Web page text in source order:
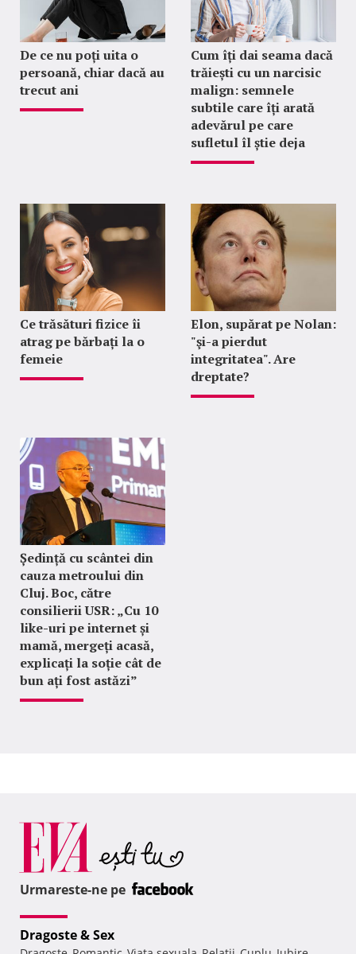
De ce nu poți uita o
persoană, chiar dacă au
trecut ani
Cum îți dai seama dacă
trăiești cu un narcisic
malign: semnele
subtile care îți arată
adevărul pe care
sufletul îl știe deja
Ce trăsături fizice îi
atrag pe bărbați la o
femeie
Elon, supărat pe Nolan:
"şi-a pierdut
integritatea". Are
dreptate?
Ședință cu scântei din
cauza metroului din
Cluj. Boc, către
consilierii USR: „Cu 10
like-uri pe internet și
mamă, mergeți acasă,
explicați la soție cât de
bun ați fost astăzi”
Urmareste-ne pe
Dragoste & Sex